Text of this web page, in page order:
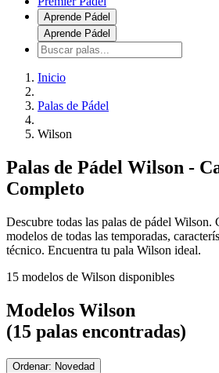
Aprende Pádel
Aprende Pádel
Inicio
Palas de Pádel
Wilson
Palas de Pádel Wilson -
Completo
Descubre todas las palas de pádel Wilson.
modelos de todas las temporadas,
técnico. Encuentra tu pala Wilson ideal.
15 modelos de Wilson disponibles
Modelos Wilson
(15 palas encontradas)
Ordenar: Novedad